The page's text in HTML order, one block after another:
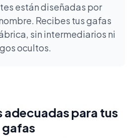
están diseñadas por
Recibes tus gafas
sin intermediarios ni
ocultos.
adecuadas para tus
gafas